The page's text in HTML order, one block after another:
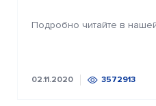
Подробно читайте в нашей
02.11.2020 3572913